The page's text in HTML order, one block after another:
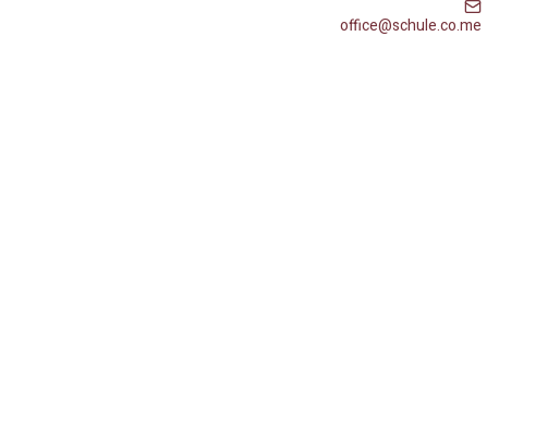
office@schule.co.me